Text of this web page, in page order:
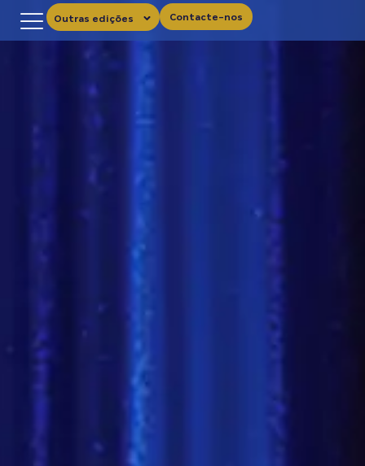
Outras edições Contacte-nos